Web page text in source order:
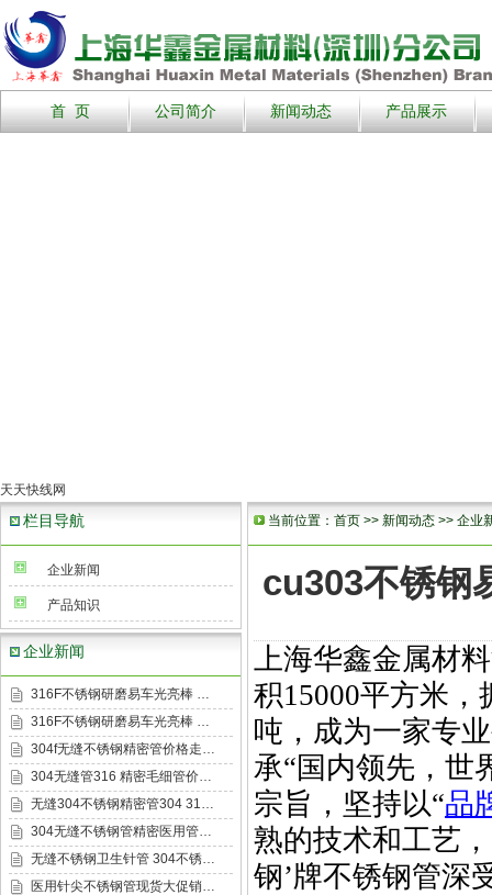
首 页 公司简介 新闻动态 产品展示
天天快线网
栏目导航
企业新闻
产品知识
企业新闻
316F不锈钢研磨易车光亮棒 …
316F不锈钢研磨易车光亮棒 …
304f无缝不锈钢精密管价格走…
304无缝管316 精密毛细管价…
无缝304不锈钢精密管304 31…
304无缝不锈钢管精密医用管…
无缝不锈钢卫生针管 304不锈…
医用针尖不锈钢管现货大促销…
当前位置： 首页 >> 新闻动态 >> 企业
cu303不锈钢
上海华鑫金属材
积15000平方米，
吨，成为一家专
承“国内领先，世
宗旨，坚持以“品
熟的技术和工艺
钢’牌不锈钢管深